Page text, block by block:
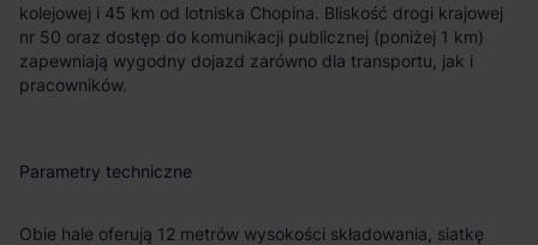
kolejowej i 45 km od lotniska Chopina. Bliskość drogi krajowej
nr 50 oraz dostęp do komunikacji publicznej (poniżej 1 km)
zapewniają wygodny dojazd zarówno dla transportu, jak i
pracowników.
Parametry techniczne
Obie hale oferują 12 metrów wysokości składowania, siatkę